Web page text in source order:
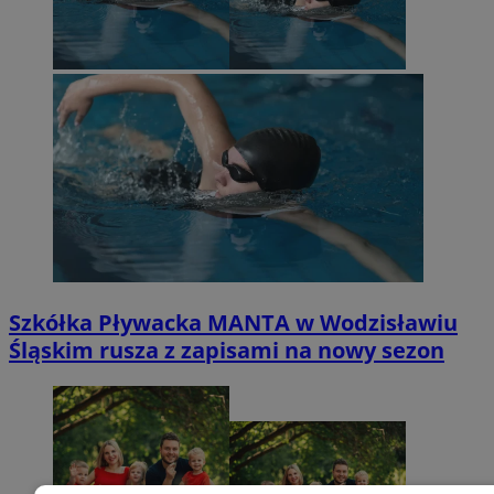
Szkółka Pływacka MANTA w Wodzisławiu
Śląskim rusza z zapisami na nowy sezon